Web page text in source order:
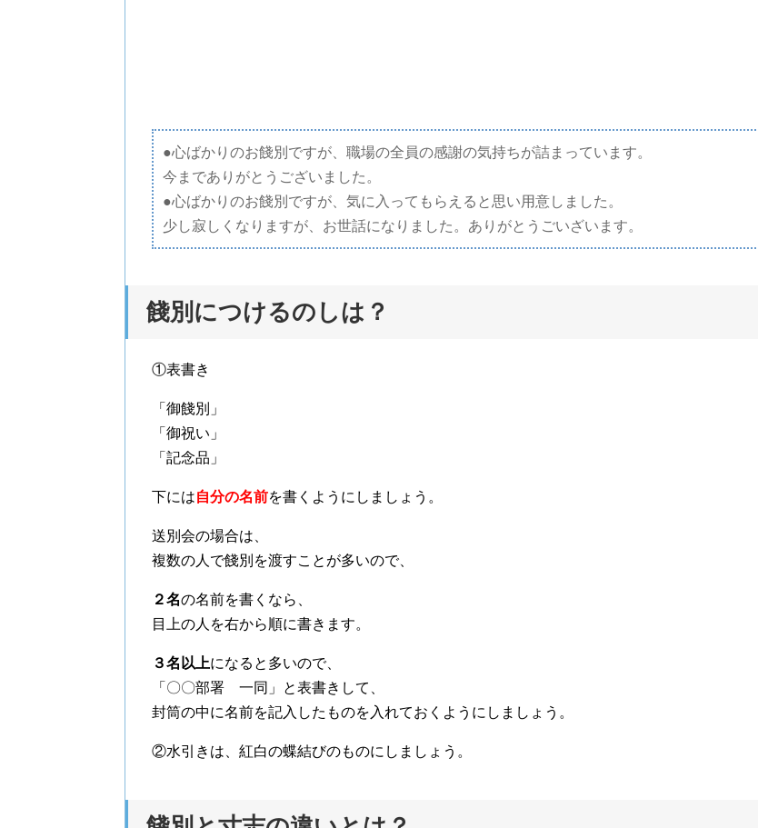
●心ばかりのお餞別ですが、職場の全員の感謝の気持ちが詰まっています。
今までありがとうございました。
●心ばかりのお餞別ですが、気に入ってもらえると思い用意しました。
少し寂しくなりますが、お世話になりました。ありがとうごいざいます。
餞別につけるのしは？
①表書き
「御餞別」
「御祝い」
「記念品」
下には自分の名前を書くようにしましょう。
送別会の場合は、
複数の人で餞別を渡すことが多いので、
２名の名前を書くなら、
目上の人を右から順に書きます。
３名以上になると多いので、
「〇〇部署 一同」と表書きして、
封筒の中に名前を記入したものを入れておくようにしましょう。
②水引きは、紅白の蝶結びのものにしましょう。